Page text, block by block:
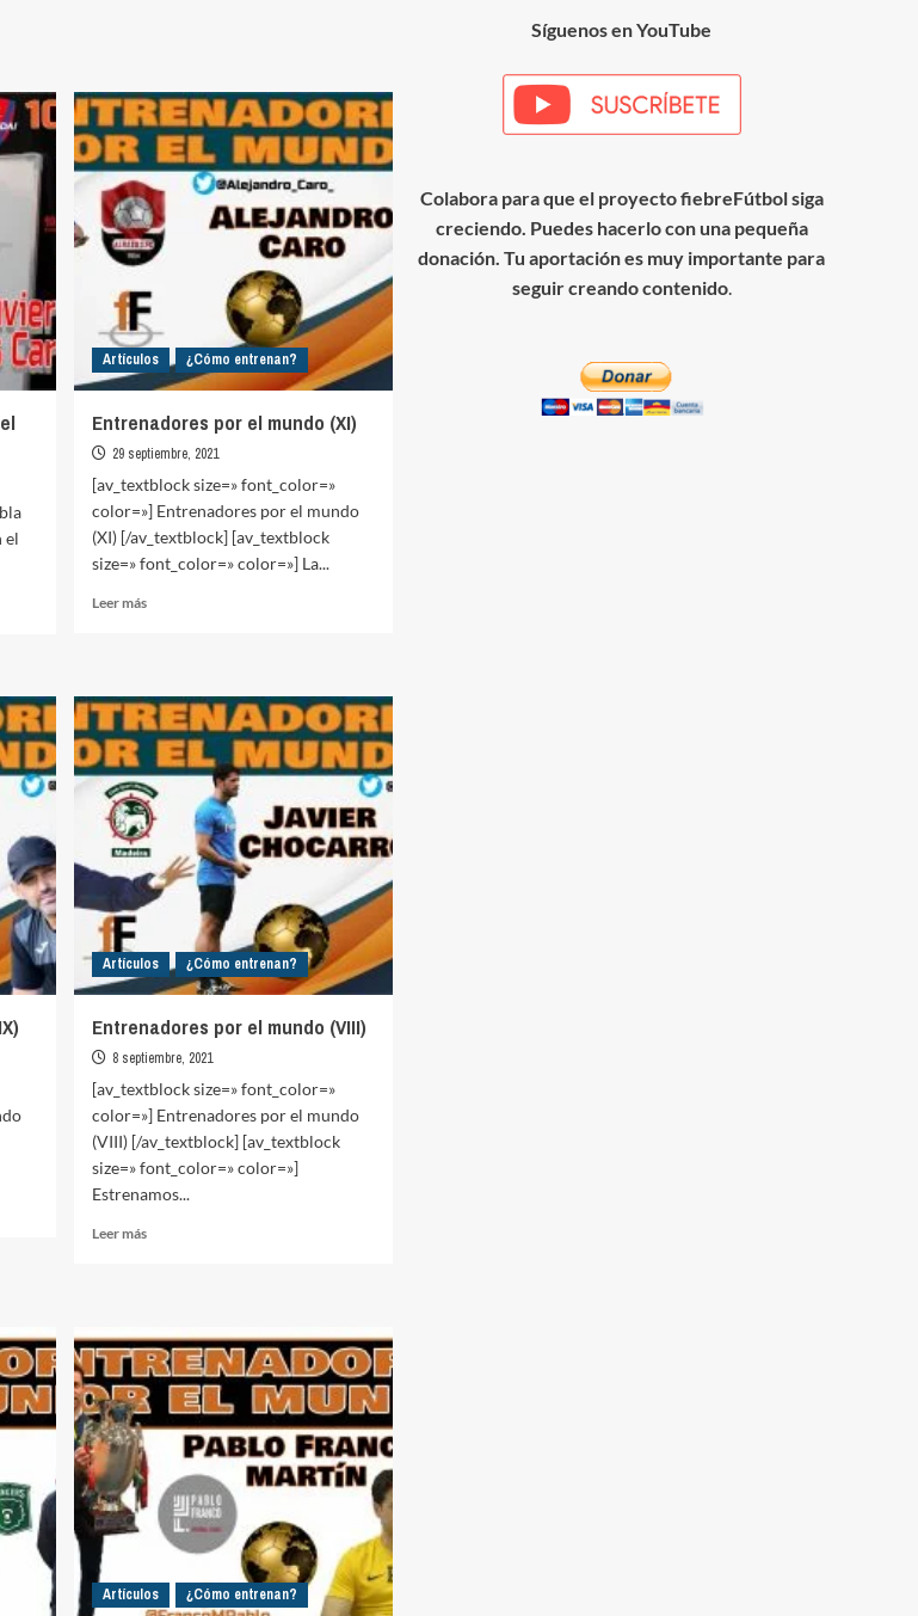
el
Artículos ¿Cómo entrenan?
Entrenadores por el mundo (XI)
29 septiembre, 2021
[av_textblock size=» font_color=»
color=»] Entrenadores por el mundo
(XI) [/av_textblock] [av_textblock
size=» font_color=» color=»] La...
Leer másLeer
el
mundo
(XI)
Artículos ¿Cómo entrenan?
Entrenadores por el mundo (VIII)
8 septiembre, 2021
[av_textblock size=» font_color=»
color=»] Entrenadores por el mundo
(VIII) [/av_textblock] [av_textblock
size=» font_color=» color=»]
Estrenamos...
Leer másLeer
el
mundo
(VIII)
Artículos ¿Cómo entrenan?
Síguenos en YouTube
Colabora para que el proyecto fiebreFútbol siga
creciendo. Puedes hacerlo con una pequeña
donación. Tu aportación es muy importante para
seguir creando contenido.